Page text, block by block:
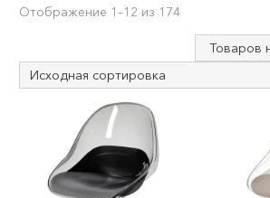
Отображение 1–12 из 174